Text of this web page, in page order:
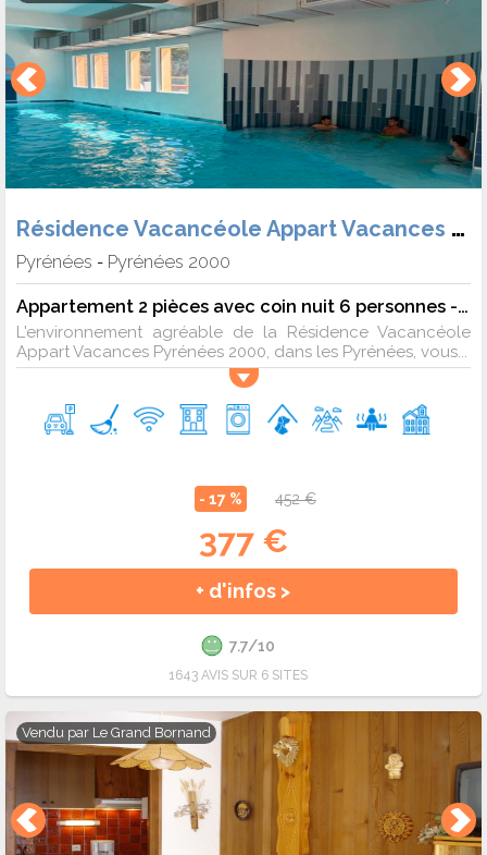
Résidence Vacancéole Appart Vacances Pyrénées 2000
Pyrénées - Pyrénées 2000
Appartement 2 pièces avec coin nuit 6 personnes - vue montagne
L'environnement agréable de la Résidence Vacancéole
Appart Vacances Pyrénées 2000, dans les Pyrénées, vous...
- 17 % 452 €
377 €
+ d'infos >
7.7/10
1643 AVIS SUR 6 SITES
Vendu par Le Grand Bornand